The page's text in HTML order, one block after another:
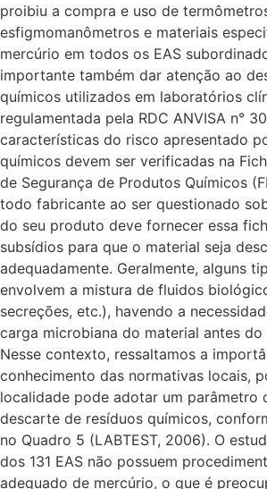
proibiu a compra e uso de
esfigmomanômetros e materiais
mercúrio em todos os EAS
importante também dar atenção ao
químicos utilizados em laboratórios
regulamentada pela RDC ANVISA n°
características do risco apresentado
químicos devem ser verificadas na
de Segurança de Produtos Químicos
todo fabricante ao ser questionado
do seu produto deve fornecer essa
subsídios para que o material seja
adequadamente. Geralmente, alguns
envolvem a mistura de fluidos
secreções, etc.), havendo a
carga microbiana do material antes do
Nesse contexto, ressaltamos a
conhecimento das normativas locais,
localidade pode adotar um parâmetro
descarte de resíduos químicos,
no Quadro 5 (LABTEST, 2006). O
dos 131 EAS não possuem
adequado de mercúrio, o que é